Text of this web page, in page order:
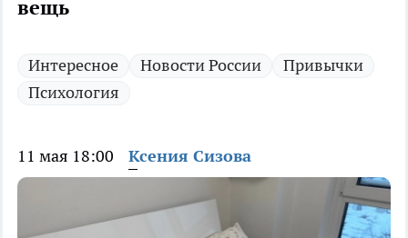
вещь
Интересное Новости России
Привычки
Психология
11 мая 18:00 Ксения Сизова